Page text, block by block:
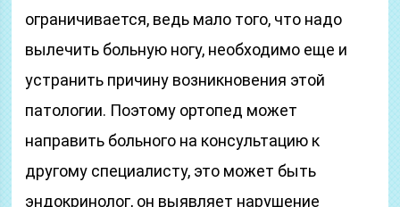
ограничивается, ведь мало того, что надо
вылечить больную ногу, необходимо еще и
устранить причину возникновения этой
патологии. Поэтому ортопед может
направить больного на консультацию к
другому специалисту, это может быть
эндокринолог, он выявляет нарушение